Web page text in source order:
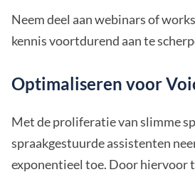
Neem deel aan webinars of
kennis voortdurend aan te
Optimaliseren voor
Met de proliferatie van slimme
spraakgestuurde assistenten
exponentieel toe. Door hiervoor